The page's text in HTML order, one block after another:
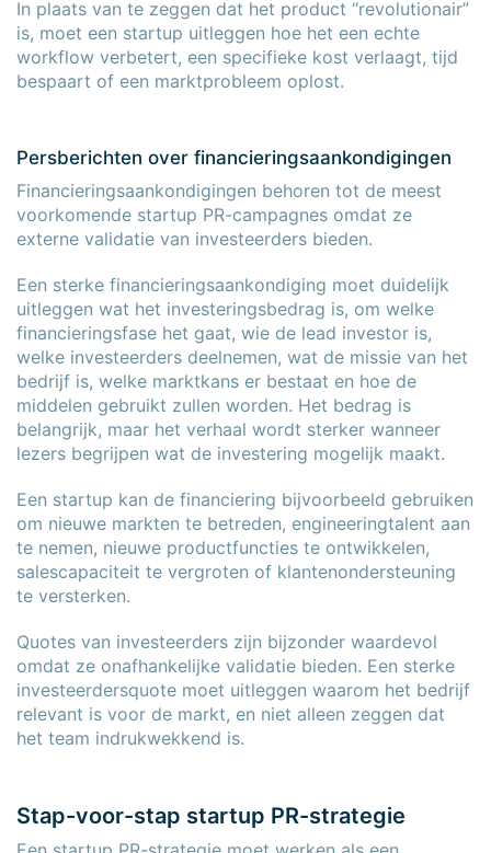
In plaats van te zeggen dat het product “revolutionair”
is, moet een startup uitleggen hoe het een echte
workflow verbetert, een specifieke kost verlaagt, tijd
bespaart of een marktprobleem oplost.
Persberichten over financieringsaankondigingen
Financieringsaankondigingen behoren tot de meest
voorkomende startup PR-campagnes omdat ze
externe validatie van investeerders bieden.
Een sterke financieringsaankondiging moet duidelijk
uitleggen wat het investeringsbedrag is, om welke
financieringsfase het gaat, wie de lead investor is,
welke investeerders deelnemen, wat de missie van het
bedrijf is, welke marktkans er bestaat en hoe de
middelen gebruikt zullen worden. Het bedrag is
belangrijk, maar het verhaal wordt sterker wanneer
lezers begrijpen wat de investering mogelijk maakt.
Een startup kan de financiering bijvoorbeeld gebruiken
om nieuwe markten te betreden, engineeringtalent aan
te nemen, nieuwe productfuncties te ontwikkelen,
salescapaciteit te vergroten of klantenondersteuning
te versterken.
Quotes van investeerders zijn bijzonder waardevol
omdat ze onafhankelijke validatie bieden. Een sterke
investeerdersquote moet uitleggen waarom het bedrijf
relevant is voor de markt, en niet alleen zeggen dat
het team indrukwekkend is.
Stap-voor-stap startup PR-strategie